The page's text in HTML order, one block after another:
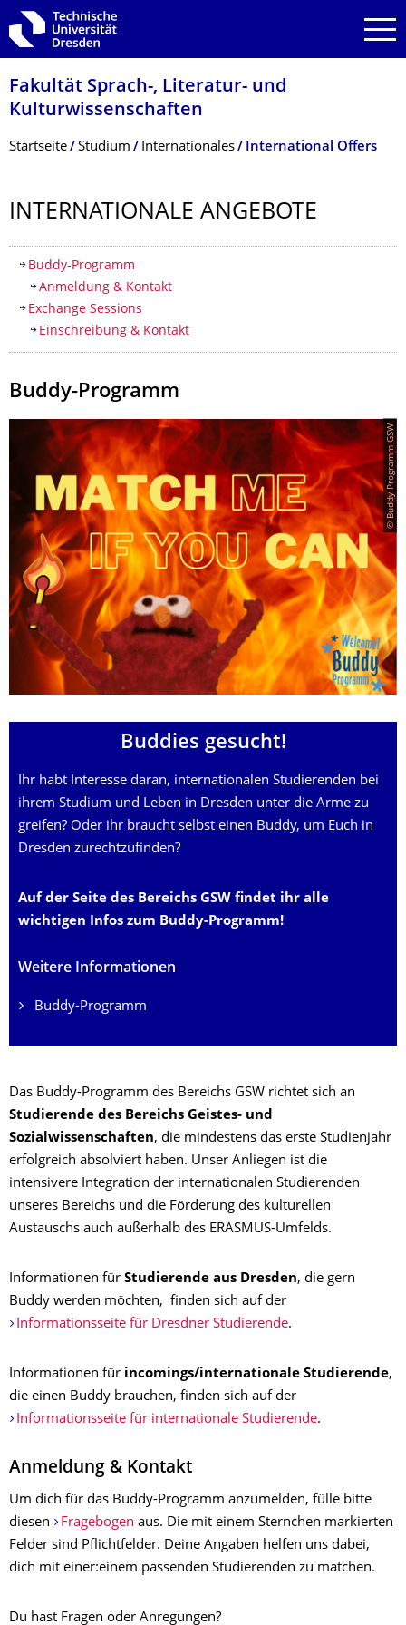
Zur Hauptnavigation springen
Zur Suche springen
Zum Inhalt springen
Fakultät Sprach-, Literatur- und
Kulturwissenschaf­ten
Breadcrumb-Menü
Startseite Studium Internationales International Offers
INTERNATIONALE ANGEBOTE
Inhaltsverzeichnis
Buddy-Programm
Anmeldung & Kontakt
Exchange Sessions
Einschreibung & Kontakt
Buddy-Programm
© Buddy-Programm GSW
Buddies gesucht!
Ihr habt Interesse daran, internationalen Studierenden bei
ihrem Studium und Leben in Dresden unter die Arme zu
greifen? Oder ihr braucht selbst einen Buddy, um Euch in
Dresden zurechtzufinden?
Auf der Seite des Bereichs GSW findet ihr alle
wichtigen Infos zum Buddy-Programm!
Weitere Informationen
Buddy-Programm
Das Buddy-Programm des Bereichs GSW richtet sich an
Studierende des Bereichs Geistes- und
Sozialwissenschaften, die mindestens das erste Studienjahr
erfolgreich absolviert haben. Unser Anliegen ist die
intensivere Integration der internationalen Studierenden
unseres Bereichs und die Förderung des kulturellen
Austauschs auch außerhalb des ERASMUS-Umfelds.
Informationen für Studierende aus Dresden, die gern
Buddy werden möchten, finden sich auf der
Informationsseite für Dresdner Studierende.
Informationen für incomings/internationale Studierende,
die einen Buddy brauchen, finden sich auf der
Informationsseite für internationale Studierende.
Anmeldung & Kontakt
Um dich für das Buddy-Programm anzumelden, fülle bitte
diesen
Fragebogen aus. Die mit einem Sternchen markierten
Felder sind Pflichtfelder. Deine Angaben helfen uns dabei,
dich mit einer:einem passenden Studierenden zu matchen.
Du hast Fragen oder Anregungen?